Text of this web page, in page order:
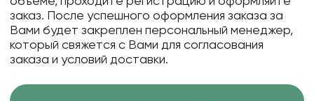
заказ. После успешного оформления заказа за
Вами будет закреплен персональный менеджер,
который свяжется с Вами для согласования
заказа и условий доставки.